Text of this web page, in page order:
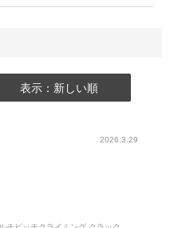
表示：新しい順
2026.3.29
べると、この箇所の耐久
担掛けないように注意し
引掛けたりしないこと、
セットしています。
（私は年間使用80日程